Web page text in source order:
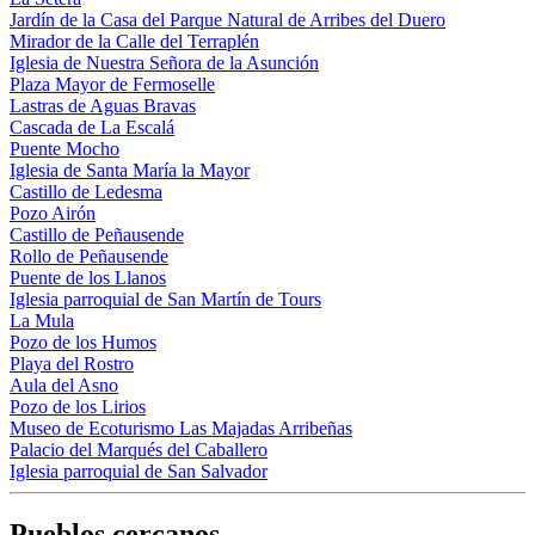
Jardín de la Casa del Parque Natural de Arribes del Duero
Mirador de la Calle del Terraplén
Iglesia de Nuestra Señora de la Asunción
Plaza Mayor de Fermoselle
Lastras de Aguas Bravas
Cascada de La Escalá
Puente Mocho
Iglesia de Santa María la Mayor
Castillo de Ledesma
Pozo Airón
Castillo de Peñausende
Rollo de Peñausende
Puente de los Llanos
Iglesia parroquial de San Martín de Tours
La Mula
Pozo de los Humos
Playa del Rostro
Aula del Asno
Pozo de los Lirios
Museo de Ecoturismo Las Majadas Arribeñas
Palacio del Marqués del Caballero
Iglesia parroquial de San Salvador